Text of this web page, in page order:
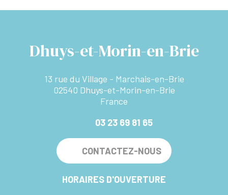
Dhuys-et-Morin-en-Brie
13 rue du Village - Marchais-en-Brie
02540 Dhuys-et-Morin-en-Brie
France
03 23 69 81 65
CONTACTEZ-NOUS
HORAIRES D'OUVERTURE